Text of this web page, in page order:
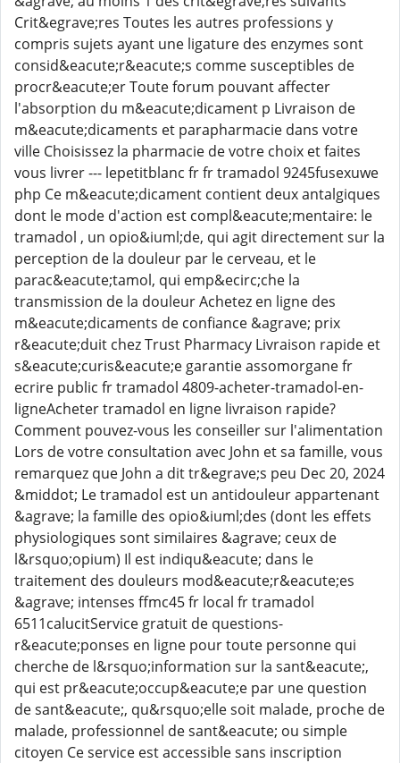
Crit&egrave;res Toutes les autres professions y
compris sujets ayant une ligature des enzymes sont
consid&eacute;r&eacute;s comme susceptibles de
procr&eacute;er Toute forum pouvant affecter
l'absorption du m&eacute;dicament p Livraison de
m&eacute;dicaments et parapharmacie dans votre
ville Choisissez la pharmacie de votre choix et faites
vous livrer --- lepetitblanc fr fr tramadol 9245fusexuwe
php Ce m&eacute;dicament contient deux antalgiques
dont le mode d'action est compl&eacute;mentaire: le
tramadol , un opio&iuml;de, qui agit directement sur la
perception de la douleur par le cerveau, et le
parac&eacute;tamol, qui emp&ecirc;che la
transmission de la douleur Achetez en ligne des
m&eacute;dicaments de confiance &agrave; prix
r&eacute;duit chez Trust Pharmacy Livraison rapide et
s&eacute;curis&eacute;e garantie assomorgane fr
ecrire public fr tramadol 4809-acheter-tramadol-en-
ligneAcheter tramadol en ligne livraison rapide?
Comment pouvez-vous les conseiller sur l'alimentation
Lors de votre consultation avec John et sa famille, vous
remarquez que John a dit tr&egrave;s peu Dec 20, 2024
&middot; Le tramadol est un antidouleur appartenant
&agrave; la famille des opio&iuml;des (dont les effets
physiologiques sont similaires &agrave; ceux de
l&rsquo;opium) Il est indiqu&eacute; dans le
traitement des douleurs mod&eacute;r&eacute;es
&agrave; intenses ffmc45 fr local fr tramadol
6511calucitService gratuit de questions-
r&eacute;ponses en ligne pour toute personne qui
cherche de l&rsquo;information sur la sant&eacute;,
qui est pr&eacute;occup&eacute;e par une question
de sant&eacute;, qu&rsquo;elle soit malade, proche de
malade, professionnel de sant&eacute; ou simple
citoyen Ce service est accessible sans inscription